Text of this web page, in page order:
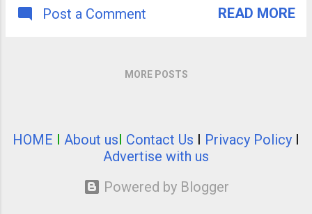
खत्म हो रही है, इसलिए इससे पहले नई सरकार चुनना
Post a Comment READ MORE
MORE POSTS
HOME I About usI Contact Us I Privacy Policy I
Advertise with us
Powered by Blogger